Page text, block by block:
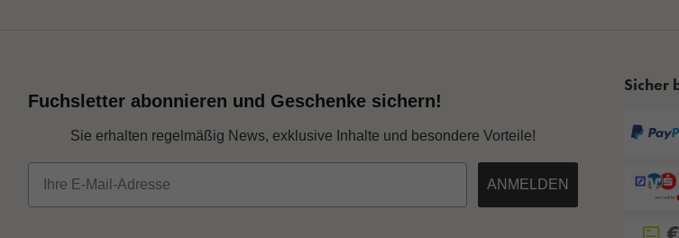
Fuchsletter abonnieren und Geschenke sichern!
Sie erhalten regelmäßig News, exklusive Inhalte und besondere Vorteile!
E-Mail
ANMELDEN
Sicher